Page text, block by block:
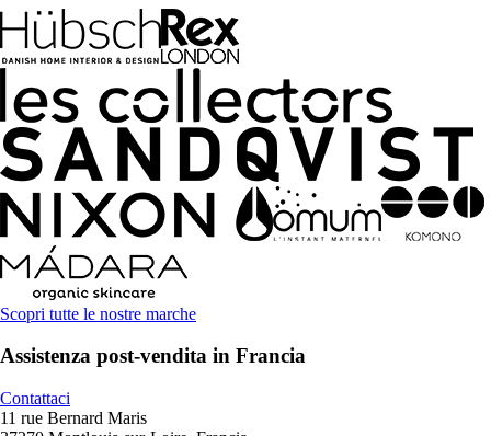
Scopri tutte le nostre marche
Assistenza post-vendita in Francia
Contattaci
11 rue Bernard Maris